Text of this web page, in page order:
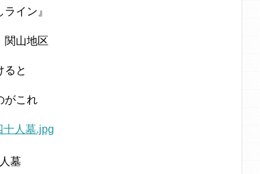
ライン』
山地区
ると
がこれ
墓